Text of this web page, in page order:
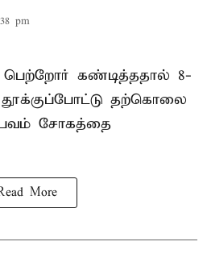
pm
பெற்றோர் கண்டித்ததால் 8-
தற்கொலை
சோகத்தை
More